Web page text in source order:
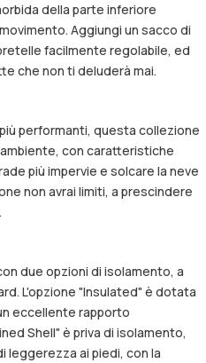
della parte inferiore
Aggiungi un sacco di
facilmente regolabile, ed
che non ti deluderà mai.
performanti, questa collezione
con caratteristiche
più impervie e solcare la neve
non avrai limiti, a prescindere
due opzioni di isolamento, a
L'opzione "Insulated" è dotata
eccellente rapporto
Shell" è priva di isolamento,
leggerezza ai piedi, con la